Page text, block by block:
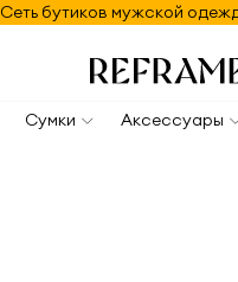
Сеть бутиков мужской
Сумки Аксессуары